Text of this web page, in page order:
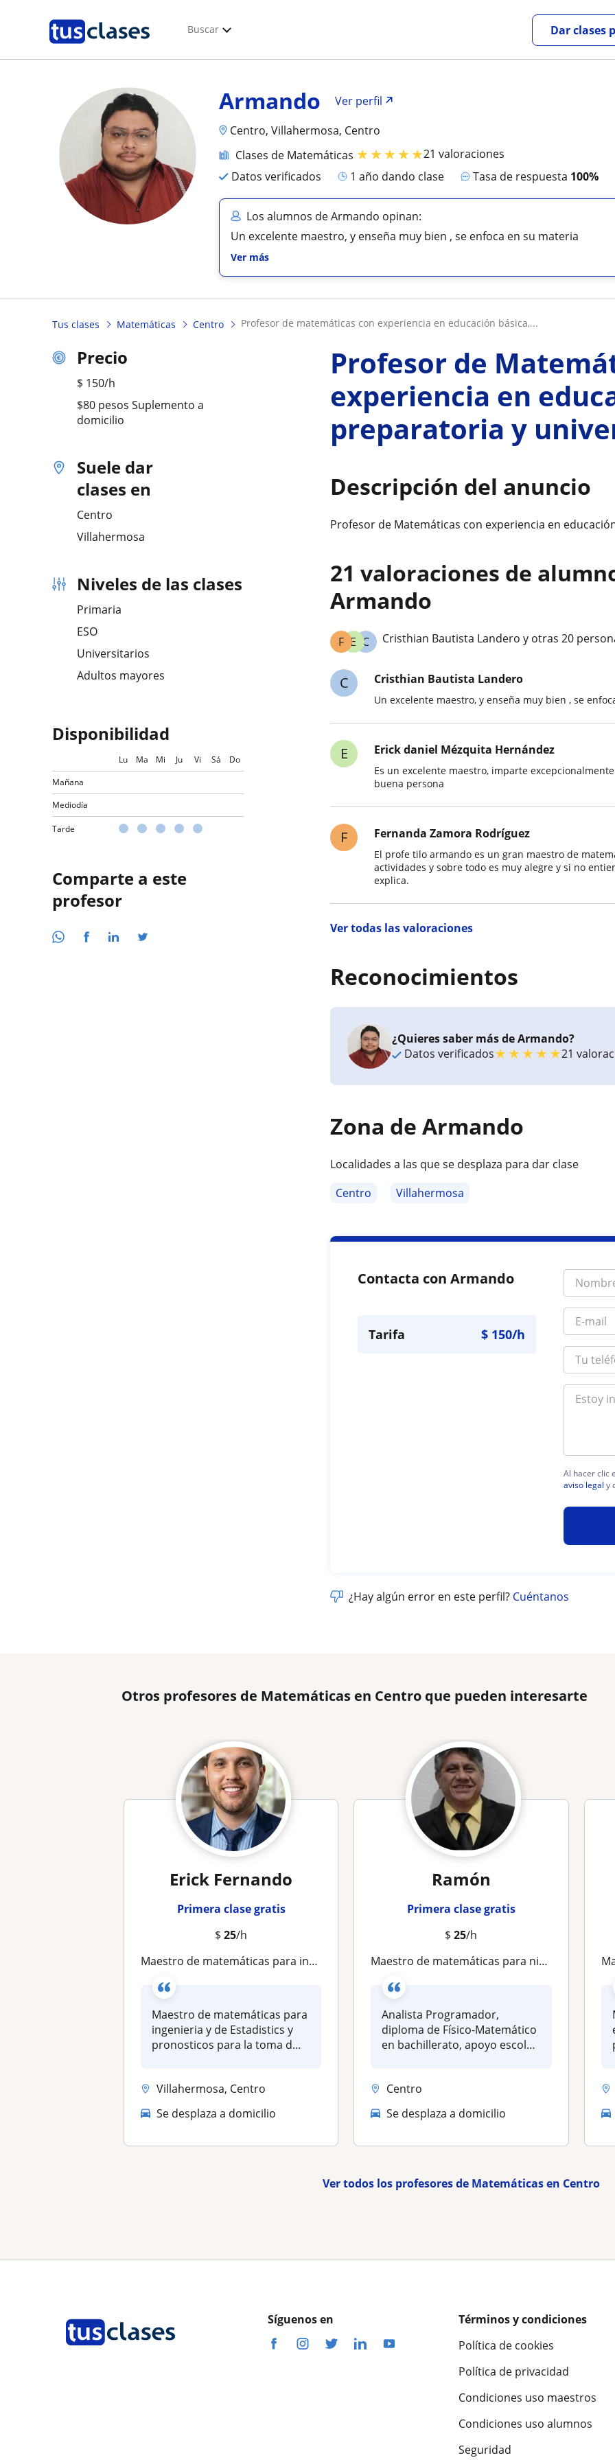
Buscar Dar clases
Armando
Ver perfil
Centro, Villahermosa, Centro
Clases de Matemáticas ★★★★★21 valoraciones
Datos verificados
1 año dando clase Tasa de respuesta 100%
Los alumnos de Armando opinan:
Un excelente maestro, y enseña muy bien , se enfoca en su materia
Ver más
Tus clases Matemáticas Centro profesor de matemáticas con experiencia en educación básica,...
Precio
$ 150/h
$80 pesos Suplemento a
domicilio
Suele dar
clases en
Centro
Villahermosa
Niveles de las clases
Primaria
ESO
Universitarios
Adultos mayores
Disponibilidad
Lu Ma Mi Ju Vi Sá
Do
Mañana
Mediodía
Tarde
Comparte a este
profesor
Profesor de
experiencia en
preparatoria y
Descripción del anuncio
Profesor de Matemáticas con experiencia en
21 valoraciones de
Armando
C
E
F Cristhian Bautista Landero y otras 20
C Cristhian Bautista Landero
Un excelente maestro, y enseña muy bien , se
E Erick daniel Mézquita Hernández
Es un excelente maestro, imparte
buena persona
F Fernanda Zamora Rodríguez
El profe tilo armando es un gran maestro de
actividades y sobre todo es muy alegre y si no
explica.
Ver todas las valoraciones
Reconocimientos
¿Quieres saber más de Armando?
Datos verificados★★★★★21
Zona de Armando
Localidades a las que se desplaza para dar clase
Centro
Villahermosa
Contacta con Armando
Tarifa $ 150/h
Al hacer clic
aviso legal y
¿Hay algún error en este perfil? Cuéntanos
Otros profesores de Matemáticas en Centro que pueden interesarte
Erick Fernando
Primera clase gratis
$25/h
Maestro de matemáticas para ingenieria y de Estadistics y pronosticos para la toma de decisiones para área de negocios
Maestro de matemáticas para
ingenieria y de Estadistics y
pronosticos para la toma d...
Villahermosa, Centro
Se desplaza a domicilio
Ramón
Primera clase gratis
$25/h
Maestro de matemáticas para niños y adultos
Analista Programador,
diploma de Físico-Matemático
en bachillerato, apoyo escolar
Centro
Se desplaza a domicilio
Ver todos los profesores de Matemáticas en Centro
Síguenos en
Términos y condiciones
Política de cookies
Política de privacidad
Condiciones uso maestros
Condiciones uso alumnos
Seguridad